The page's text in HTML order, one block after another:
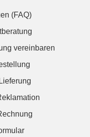
(FAQ)
vereinbaren